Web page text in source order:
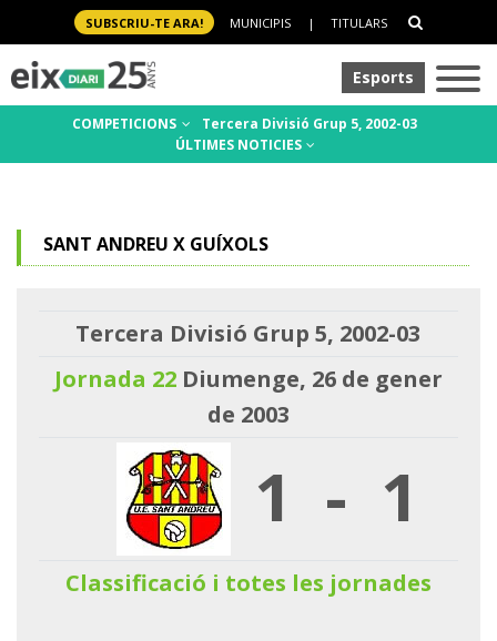
SUBSCRIU-TE ARA! MUNICIPIS | TITULARS
Esports
COMPETICIONS
Tercera Divisió Grup 5, 2002-03
ÚLTIMES NOTICIES
SANT ANDREU X GUÍXOLS
Tercera Divisió Grup 5, 2002-03
Jornada 22Diumenge, 26 de gener
de 2003
1 - 1
Classificació i totes les jornades